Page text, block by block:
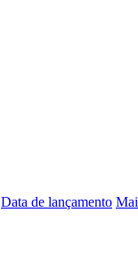
Data de lançamento